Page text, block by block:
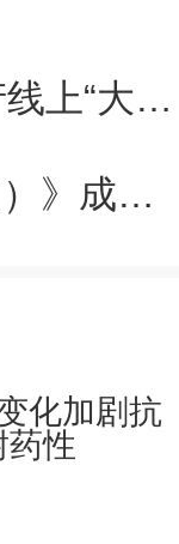
高校实验室里的“黑科技”如何在生产线上“大展身手”
创刊近5年，《先进纤维材料（英文）》成为纤维材料及纺织领域重要国际期刊之一